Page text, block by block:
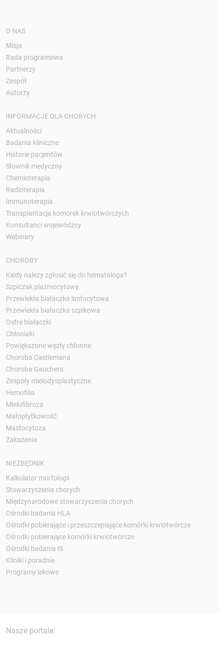
O NAS
Misja
Rada programowa
Partnerzy
Zespół
Autorzy
INFORMACJE DLA CHORYCH
Aktualności
Badania kliniczne
Historie pacjentów
Słownik medyczny
Chemioterapia
Radioterapia
Immunoterapia
Transplantacja komórek krwiotwórczych
Konsultanci wojewódzcy
Webinary
CHOROBY
Kiedy należy zgłosić się do hematologa?
Szpiczak plazmocytowy
Przewlekła białaczka limfocytowa
Przewlekła białaczka szpikowa
Ostre białaczki
Chłoniaki
Powiększone węzły chłonne
Choroba Castlemana
Choroba Gauchera
Zespoły mielodysplastyczne
Hemofilia
Mielofibroza
Małopłytkowość
Mastocytoza
Zakażenia
NIEZBĘDNIK
Kalkulator morfologii
Stowarzyszenia chorych
Międzynarodowe stowarzyszenia chorych
Ośrodki badania HLA
Ośrodki pobierające i przeszczepiające komórki krwiotwórcze
Ośrodki pobierające komórki krwiotwórcze
Ośrodki badania IS
Kliniki i poradnie
Programy lekowe
Nasze portale: